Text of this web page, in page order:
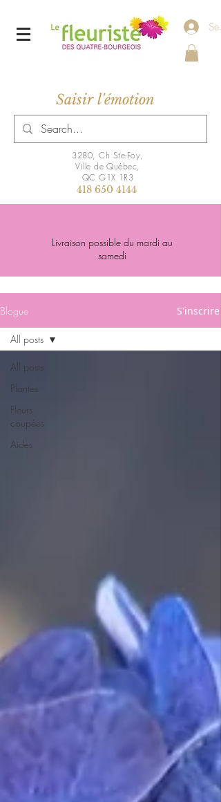
Saisir l'émotion
3280, Ch Ste-Foy,
Ville de Québec,
QC G1X 1R3
418 650 4144
Livraison possible du mardi au
samedi
Blogue S'inscrire
All posts
Plantes
Fleurs
coupées
Aides
All posts